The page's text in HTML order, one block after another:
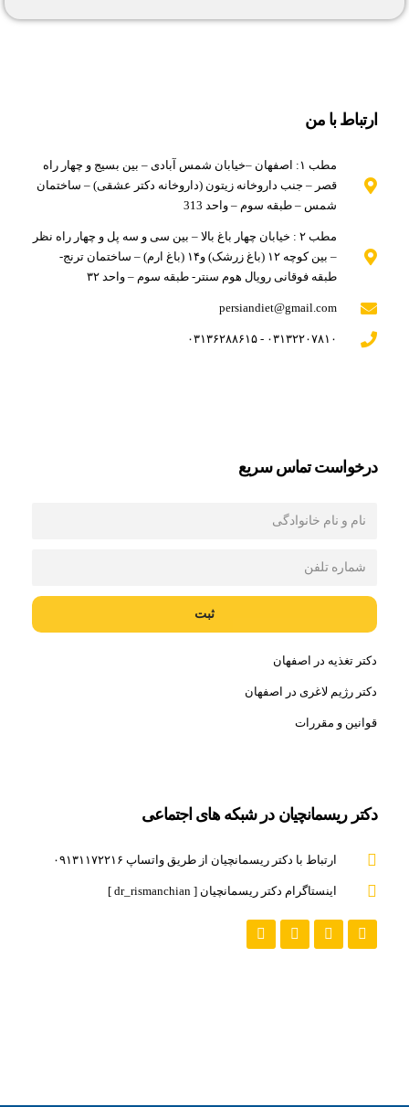
ارتباط با من
مطب ۱: اصفهان –خیابان شمس آبادی – بین بسیج و چهار راه
قصر – جنب داروخانه زیتون (داروخانه دکتر عشقی) – ساختمان
شمس – طبقه سوم – واحد 313
مطب ۲ : خیابان چهار باغ بالا – بین سی و سه پل و چهار راه نظر
– بین کوچه ۱۲ (باغ زرشک) و۱۴ (باغ ارم) – ساختمان ترنج-
طبقه فوقانی رویال هوم سنتر- طبقه سوم – واحد ۳۲
persiandiet@gmail.com
۰۳۱۳۲۲۰۷۸۱۰ - ۰۳۱۳۶۲۸۸۶۱۵
درخواست تماس سريع
ثبت
دکتر تغذیه در اصفهان
دکتر رژیم لاغری در اصفهان
قوانین و مقررات
دکتر ریسمانچیان در شبکه های اجتماعی
ارتباط با دکتر ریسمانچیان از طریق واتساپ ۰۹۱۳۱۱۷۲۲۱۶
اینستاگرام دکتر ریسمانچیان [ dr_rismanchian ]